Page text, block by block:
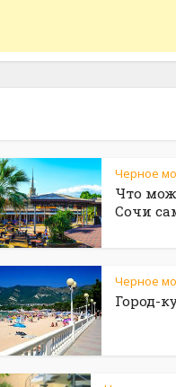
Черное
Что
Сочи
Черное
Город-